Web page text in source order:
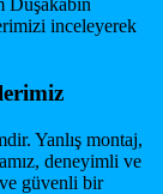
inceleyerek
Yanlış montaj,
deneyimli ve
güvenli bir